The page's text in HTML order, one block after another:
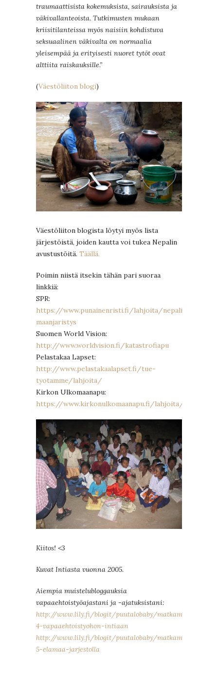
traumaattisista kokemuksista, sairauksista ja
väkivallanteoista. Tutkimusten mukaan
kriisitilanteissa myös naisiin kohdistuva
seksuaalinen väkivalta on normaalia
yleisempää ja erityisesti nuoret tytöt ovat
alttiita raiskauksille.”
(Väestöliiton blogi)
Väestöliiton blogista löytyi myös lista
järjestöistä, joiden kautta voi tukea Nepalin
avustustöitä. Täällä.
Poimin niistä itsekin tähän pari suoraa
linkkiä:
SPR:
https://www.punainenristi.fi/lahjoita/nepalin-
maanjaristys
Suomen World Vision:
http://www.worldvision.fi/katastrofiapu
Pelastakaa Lapset:
http://www.pelastakaalapset.fi/tue-
tyotamme/lahjoita/
Kirkon Ulkomaanapu:
https://www.kirkonulkomaanapu.fi/lahjoita/
Kiitos! <3
Kuvat Intiasta vuonna 2005.
Aiempia muistelubloggauksia
vapaaehtoistyöajastani ja -ajatuksistani:
http://www.lily.fi/blogit/puutalobaby/matkamuistoja-
4-vapaaehtoistyohon-intiaan
http://www.lily.fi/blogit/puutalobaby/matkamuistoja-
5-elamaa-jarjestolla